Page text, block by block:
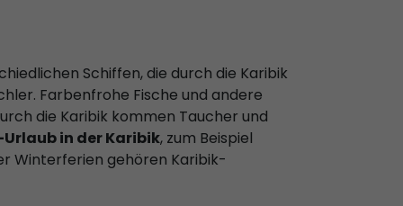
Schiffen, die durch die Karibik
Farbenfrohe Fische und andere
die Karibik kommen Taucher und
in der Karibik, zum Beispiel
Winterferien gehören Karibik-